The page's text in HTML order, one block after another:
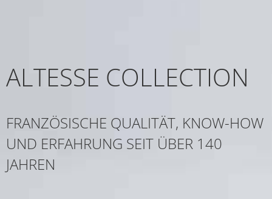
ALTESSE COLLECTION
FRANZÖSISCHE QUALITÄT, KNOW-HOW
UND ERFAHRUNG SEIT ÜBER 140
JAHREN